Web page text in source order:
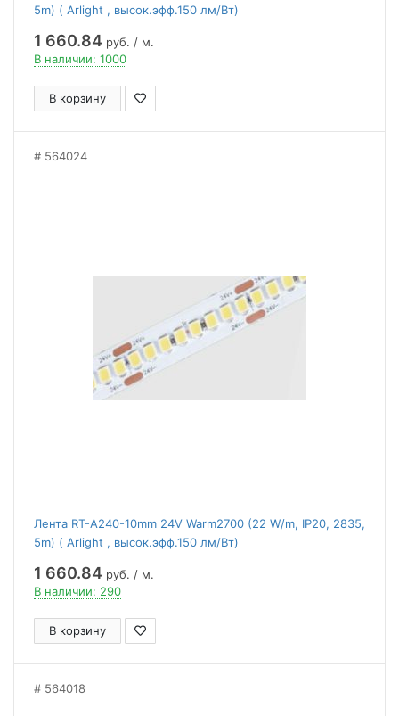
5m) ( Arlight , высок.эфф.150 лм/Вт)
1 660.84 руб. / м.
В наличии: 1000
В корзину
564024
Лента RT-A240-10mm 24V Warm2700 (22 W/m, IP20, 2835,
5m) ( Arlight , высок.эфф.150 лм/Вт)
1 660.84 руб. / м.
В наличии: 290
В корзину
564018